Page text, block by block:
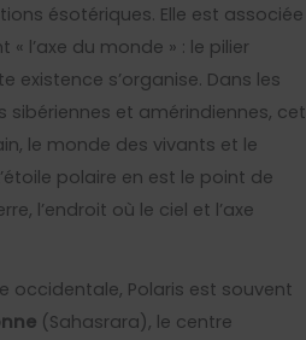
ésotériques. Elle est associée
« l’axe du monde » : le pilier
existence s’organise. Dans les
et amérindiennes, cet
le monde des vivants et le
polaire en est le point de
l’endroit où le ciel et l’axe
occidentale, Polaris est souvent
(Sahasrara), le centre